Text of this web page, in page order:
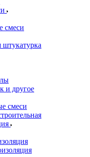
смеси
штукатурка
и другое
смеси